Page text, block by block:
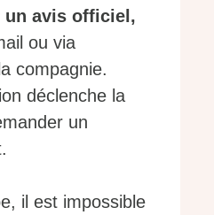
un avis officiel,
ou via
compagnie.
déclenche la
un
il est impossible